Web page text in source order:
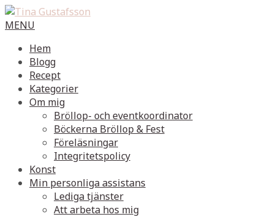
MENU
Hem
Blogg
Recept
Kategorier
Om mig
Bröllop- och eventkoordinator
Böckerna Bröllop & Fest
Föreläsningar
Integritetspolicy
Konst
Min personliga assistans
Lediga tjänster
Att arbeta hos mig